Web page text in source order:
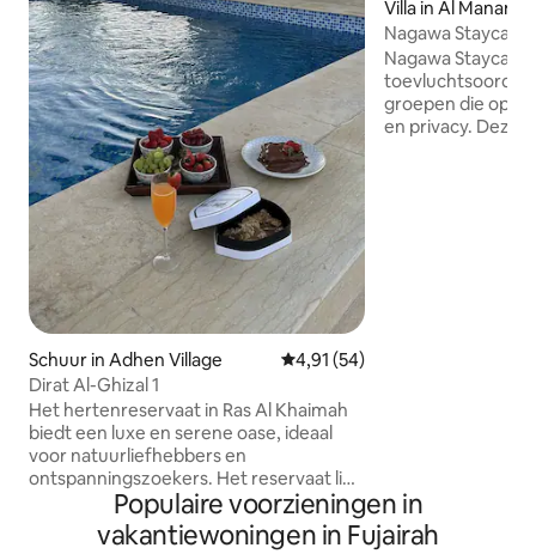
Schuur in Adhen Village Gemiddelde beoordeling van
4,91 (54)
Dirat Al-Ghizal 1
Het hertenreservaat in Ras Al Khaimah
biedt een luxe en serene oase, ideaal
voor natuurliefhebbers en
ontspanningszoekers. Het reservaat ligt
te midden van een adembenemende
omgeving, van het hert- en Arabische
paardenreservaat. Het Hertenreservaat
Villa in Al Manama
Nagawa
Nagawa
toevluchtsoord,
groepen die op
en privacy. Deze
Populaire voorzieningen in
vakantiewoningen in Fujairah